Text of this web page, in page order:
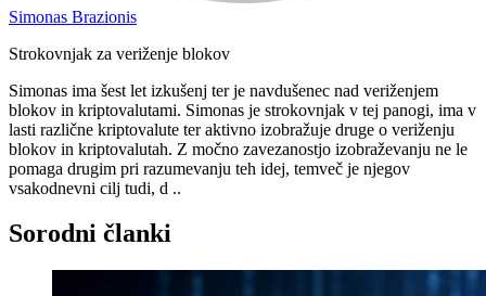
Simonas Brazionis
Strokovnjak za veriženje blokov
Simonas ima šest let izkušenj ter je navdušenec nad veriženjem
blokov in kriptovalutami. Simonas je strokovnjak v tej panogi, ima v
lasti različne kriptovalute ter aktivno izobražuje druge o veriženju
blokov in kriptovalutah. Z močno zavezanostjo izobraževanju ne le
pomaga drugim pri razumevanju teh idej, temveč je njegov
vsakodnevni cilj tudi, d ..
Sorodni članki